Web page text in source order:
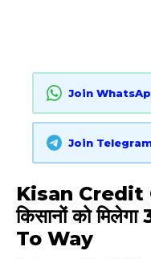
Join
Join
Kisan Credit
किसानों को
To Way